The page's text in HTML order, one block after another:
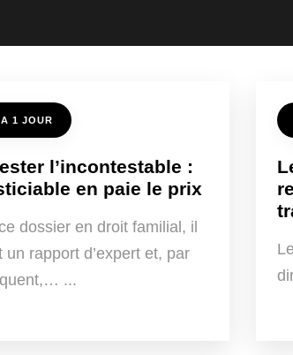
1 JOUR
l’incontestable :
en paie le prix
dossier en droit familial, il
un rapport d’expert et, par